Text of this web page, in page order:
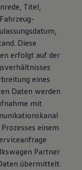
Titel,
Diese
erfolgt auf der
eines
Daten werden
mit
einem
Partner
übermittelt.